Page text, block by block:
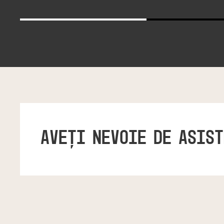
AVEŢI NEVOIE DE